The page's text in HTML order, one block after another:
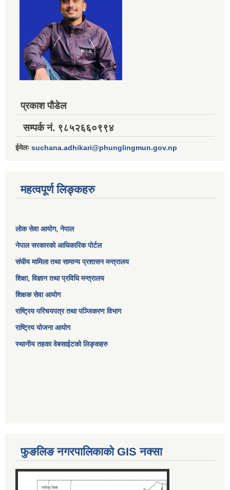
प्रकाश पौडेल
सम्पर्क नं. ९८५२६६०९९४
ईमेलः suchana.adhikari@phunglingmun.gov.np
महत्वपूर्ण लिङ्कहरु
लोक सेवा आयोग, नेपाल
नेपाल सरकारको आधिकारिक पोर्टल
संघीय मामिला तथा सामान्य प्रशासन मन्त्रालय
शिक्षा, विज्ञान तथा प्रविधि मन्त्रालय
शिक्षक सेवा आयोग
राष्ट्रिय परिचयपत्र तथा पञ्जिकरण विभाग
राष्ट्रिय योजना आयोग
स्थानीय तहका वेबसाईटको लिङ्कहरु
फुङलिङ नगरपालिकाको GIS नक्सा